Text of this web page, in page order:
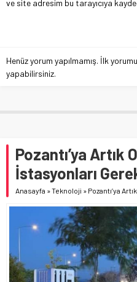
ve site adresim bu tarayıcıya
Henüz yorum yapılmamış. İlk
yapabilirsiniz.
Pozantı’ya Artık
İstasyonları
Anasayfa »Teknoloji » Pozantı’ya